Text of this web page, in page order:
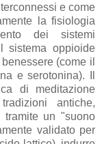
e come
la fisiologia
dei sistemi
sistema oppioide
(come il
e serotonina). Il
di meditazione
antiche,
tramite un "suono
validato per